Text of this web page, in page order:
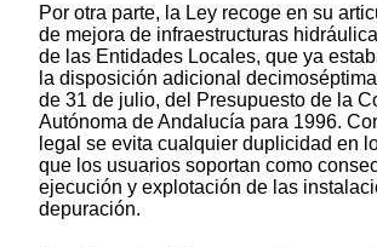
Por otra parte, la Ley recoge en su
de mejora de infraestructuras
de las Entidades Locales, que ya
la disposición adicional
de 31 de julio, del Presupuesto de la
Autónoma de Andalucía para 1996.
legal se evita cualquier duplicidad en
que los usuarios soportan como
ejecución y explotación de las
depuración.